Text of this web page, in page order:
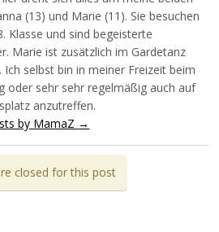
(13) und Marie (11). Sie besuchen
Klasse und sind begeisterte
Marie ist zusätzlich im Gardetanz
Ich selbst bin in meiner Freizeit beim
oder sehr sehr regelmäßig auch auf
anzutreffen.
by MamaZ →
closed for this post